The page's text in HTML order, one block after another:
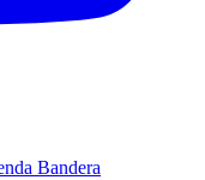
Bandera